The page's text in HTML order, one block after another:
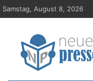
S
k
Samstag, August 8, 2026